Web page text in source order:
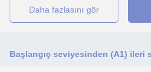
daha fazlasını gör